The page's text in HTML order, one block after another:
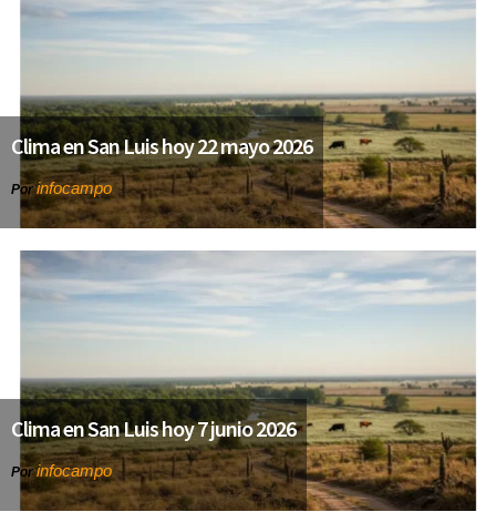
Clima en San Luis hoy 22 mayo 2026
Porinfocampo
Clima en San Luis hoy 7 junio 2026
Porinfocampo